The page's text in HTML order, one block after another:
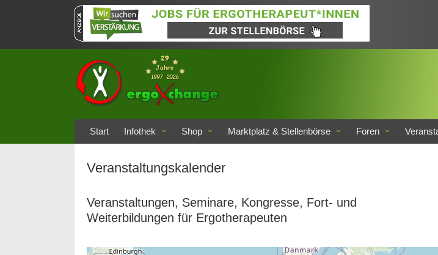
Start Infothek Shop Marktplatz & Stellenbörse Foren
Veranstaltungskalender
Veranstaltungen, Seminare, Kongresse, Fort- und
Weiterbildungen für Ergotherapeuten